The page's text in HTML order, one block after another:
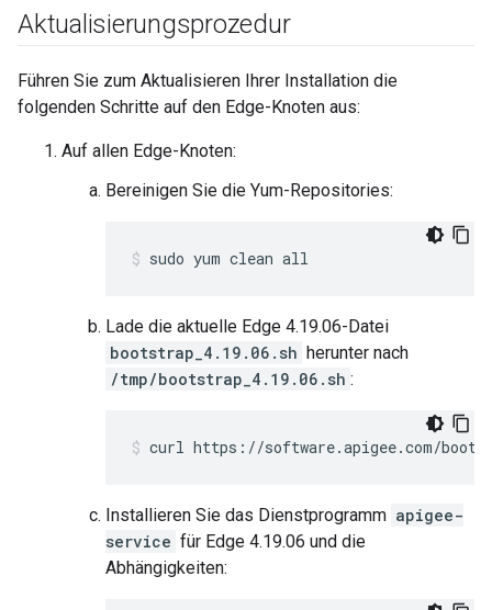
Aktualisierungsprozedur
Führen Sie zum Aktualisieren Ihrer Installation die
folgenden Schritte auf den Edge-Knoten aus:
Auf allen Edge-Knoten:
Bereinigen Sie die Yum-Repositories:
sudo yum clean all
Lade die aktuelle Edge 4.19.06-Datei
bootstrap_4.19.06.sh herunter nach
/tmp/bootstrap_4.19.06.sh :
curl https://software.apigee.com/
Installieren Sie das Dienstprogramm apigee-
service für Edge 4.19.06 und die
Abhängigkeiten: